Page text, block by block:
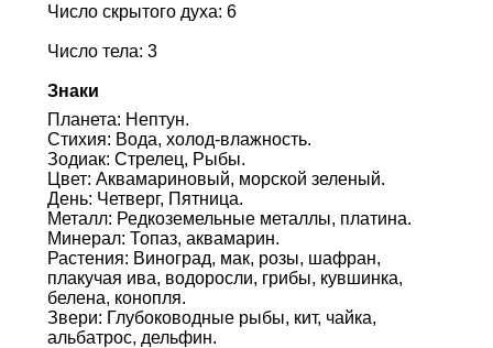
Число скрытого духа: 6
Число тела: 3
Знаки
Планета: Нептун.
Стихия: Вода, холод-влажность.
Зодиак: Стрелец, Рыбы.
Цвет: Аквамариновый, морской зеленый.
День: Четверг, Пятница.
Металл: Редкоземельные металлы, платина.
Минерал: Топаз, аквамарин.
Растения: Виноград, мак, розы, шафран,
плакучая ива, водоросли, грибы, кувшинка,
белена, конопля.
Звери: Глубоководные рыбы, кит, чайка,
альбатрос, дельфин.